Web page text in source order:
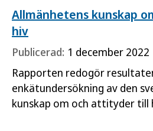
jämlik hälsa i hela
påverkbara
Allmänhetens kunskap
hiv
Publicerad: 1 december 2022
Rapporten redogör
enkätundersökning av den
kunskap om och attityder till